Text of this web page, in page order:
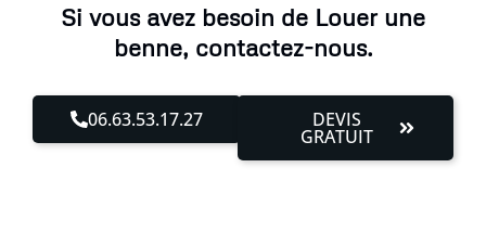
Si vous avez besoin de Louer une
benne, contactez-nous.
06.63.53.17.27 DEVIS
GRATUIT